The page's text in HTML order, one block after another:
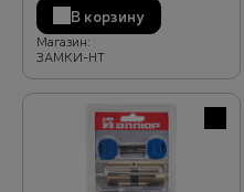
В корзину
Магазин:
ЗАМКИ-НТ
В